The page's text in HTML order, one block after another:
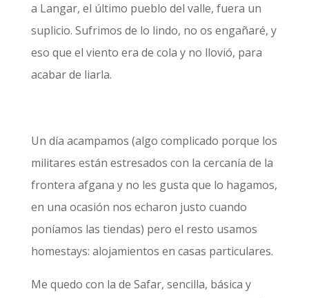
a Langar, el último pueblo del valle, fuera un
suplicio. Sufrimos de lo lindo, no os engañaré, y
eso que el viento era de cola y no llovió, para
acabar de liarla.
Un día acampamos (algo complicado porque los
militares están estresados con la cercanía de la
frontera afgana y no les gusta que lo hagamos,
en una ocasión nos echaron justo cuando
poníamos las tiendas) pero el resto usamos
homestays: alojamientos en casas particulares.
Me quedo con la de Safar, sencilla, básica y